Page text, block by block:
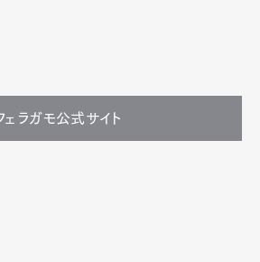
ェラガモ公式サイト